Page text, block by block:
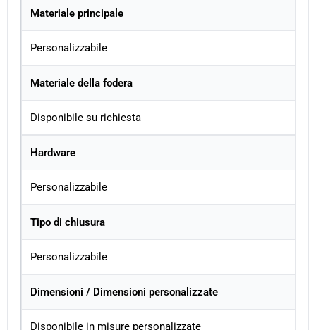
Materiale principale
Personalizzabile
Materiale della fodera
Disponibile su richiesta
Hardware
Personalizzabile
Tipo di chiusura
Personalizzabile
Dimensioni / Dimensioni personalizzate
Disponibile in misure personalizzate